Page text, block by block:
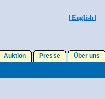
| English |
Auktion Presse Über uns